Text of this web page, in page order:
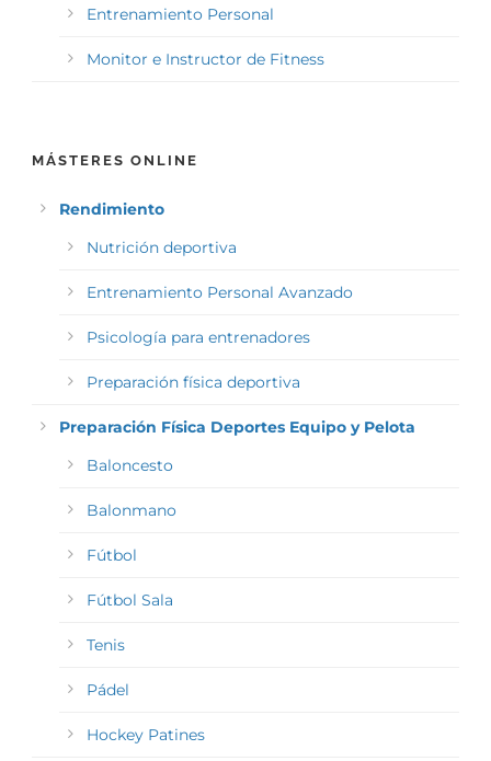
Entrenamiento Personal
Monitor e Instructor de Fitness
MÁSTERES ONLINE
Rendimiento
Nutrición deportiva
Entrenamiento Personal Avanzado
Psicología para entrenadores
Preparación física deportiva
Preparación Física Deportes Equipo y Pelota
Baloncesto
Balonmano
Fútbol
Fútbol Sala
Tenis
Pádel
Hockey Patines